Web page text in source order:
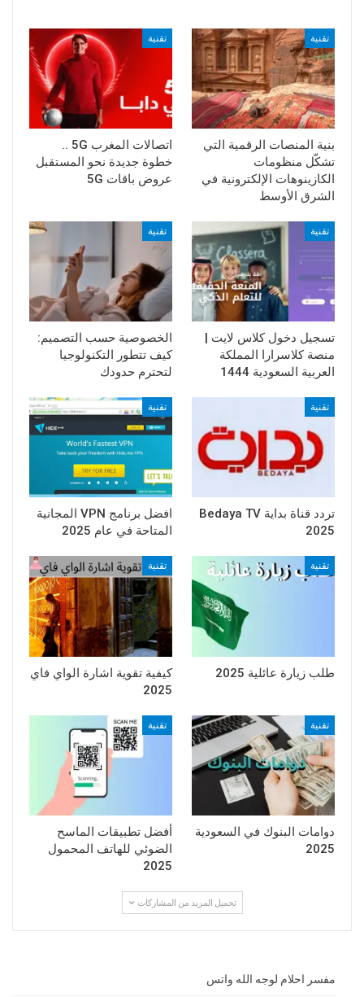
تقنية
بنية المنصات الرقمية التي
تشكّل منظومات
الكازينوهات الإلكترونية في
الشرق الأوسط
تقنية
اتصالات المغرب 5G ..
خطوة جديدة نحو المستقبل
عروض باقات 5G
تقنية
تسجيل دخول كلاس لايت |
منصة كلاسرارا المملكة
العربية السعودية 1444
تقنية
الخصوصية حسب التصميم:
كيف تتطور التكنولوجيا
لتحترم حدودك
تقنية
تردد قناة بداية Bedaya TV
2025
تقنية
افضل برنامج VPN المجانية
المتاحة في عام 2025
تقنية
طلب زيارة عائلية 2025
تقنية
كيفية تقوية اشارة الواي فاي
2025
تقنية
دوامات البنوك في السعودية
2025
تقنية
أفضل تطبيقات الماسح
الضوئي للهاتف المحمول
2025
تحميل المزيد من المشاركات
مفسر احلام لوجه الله واتس